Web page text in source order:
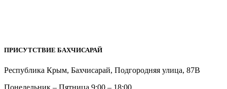
ПРИСУТСТВИЕ БАХЧИСАРАЙ
Республика Крым, Бахчисарай, Подгородняя улица, 87В
Понедельник – Пятница 9:00 – 18:00